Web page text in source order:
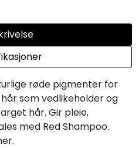
røde pigmenter for
som vedlikeholder og
hår. Gir pleie,
med Red Shampoo.